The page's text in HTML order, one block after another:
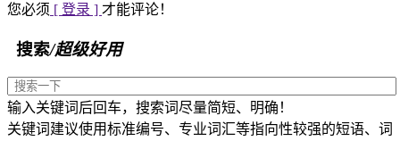
您必须 [ 登录 ] 才能评论！
搜索/超级好用
输入关键词后回车，搜索词尽量简短、明确！
关键词建议使用标准编号、专业词汇等指向性较强的短语、词